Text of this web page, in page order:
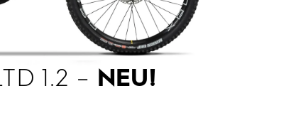
1.2 – NEU!